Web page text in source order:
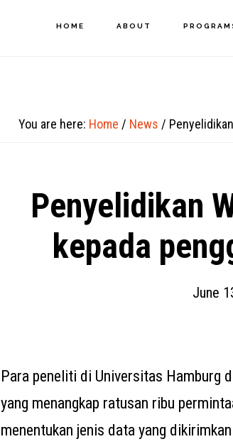
HOME ABOUT
You are here: Home / News /
Penyelidikan
kepada
June
Para peneliti di Universitas Hamburg
yang menangkap ratusan ribu
menentukan jenis data yang